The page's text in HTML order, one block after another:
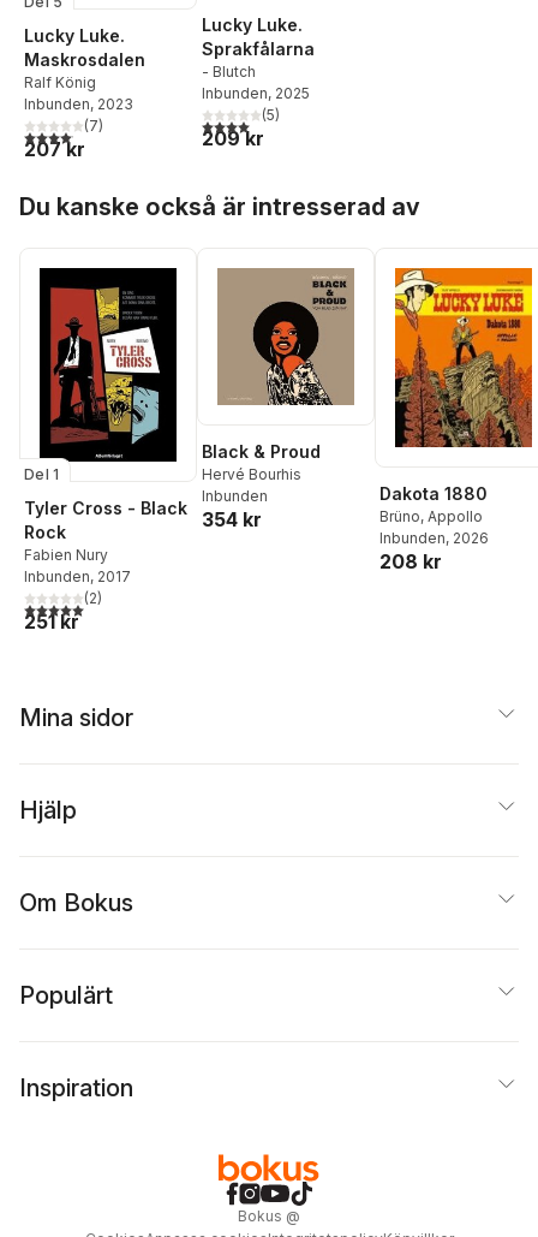
Lucky Luke.
Maskrosdalen
Ralf König
Inbunden, 2023
4,1utav 5 stjärnor. Totalt antal röster:
(7)
207 kr
Lucky Luke.
Sprakfålarna
- Blutch
Inbunden, 2025
4,0utav 5 stjärnor. Totalt antal röster:
(5)
209 kr
Du kanske också är intresserad av
Del 1
Tyler Cross - Black
Rock
Fabien Nury
Inbunden, 2017
5,0utav 5 stjärnor. Totalt antal röster:
(2)
251 kr
Black & Proud
Hervé Bourhis
Inbunden
354 kr
Dakota 1880
Brüno, Appollo
Inbunden, 2026
208 kr
Mina sidor
Hjälp
Om Bokus
Populärt
Inspiration
Bokus @